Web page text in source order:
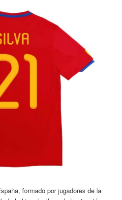
formado por jugadores de la